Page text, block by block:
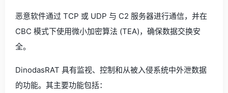
恶意软件通过 TCP 或 UDP 与 C2 服务器进行通信，并在
CBC 模式下使用微小加密算法 (TEA)，确保数据交换安
全。
DinodasRAT 具有监视、控制和从被入侵系统中外泄数据
的功能。其主要功能包括：